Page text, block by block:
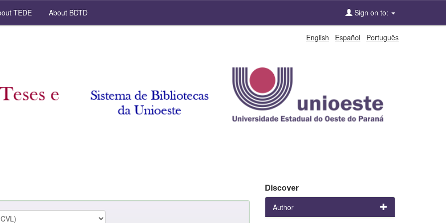
TEDE About BDTD Sign on to:
English Español Português
Discover
Author